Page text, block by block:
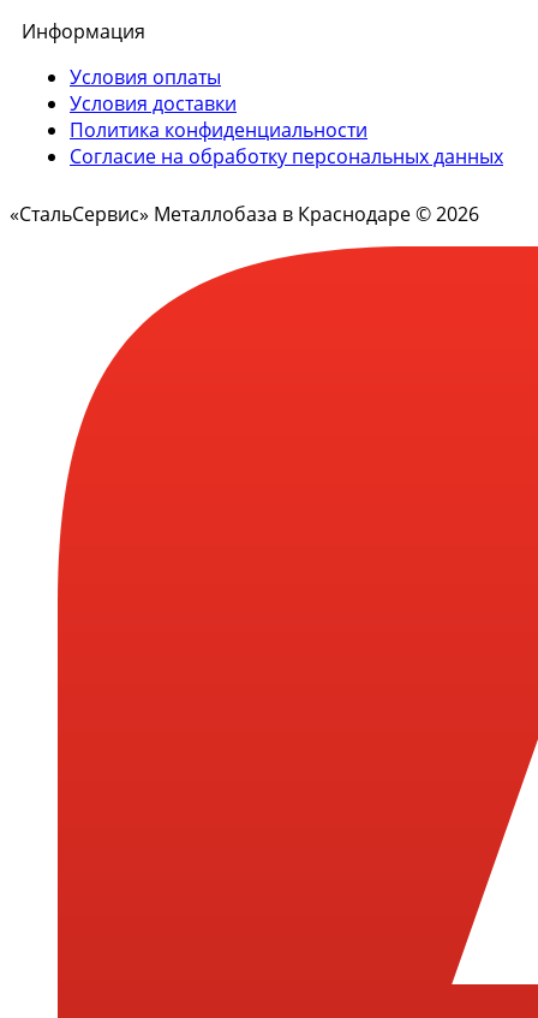
Информация
Условия оплаты
Условия доставки
Политика конфиденциальности
Согласие на обработку персональных данных
«СтальСервис» Металлобаза в Краснодаре © 2026